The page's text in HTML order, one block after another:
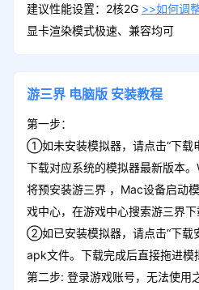
建议性能设置：2核2G >>如何调
显卡渲染模式极速、兼容均可
游三界 电脑版 安装教程
第一步：
①如未安装模拟器，请点击“下载
下载对应系统的模拟器最新版本
将预安装游三界 ，Mac设备启动
戏中心，在游戏中心搜索游三界下
②如已安装模拟器，请点击“下载
apk文件。下载完成后直接拖进模
第二步: 登录游戏账号，无法使用